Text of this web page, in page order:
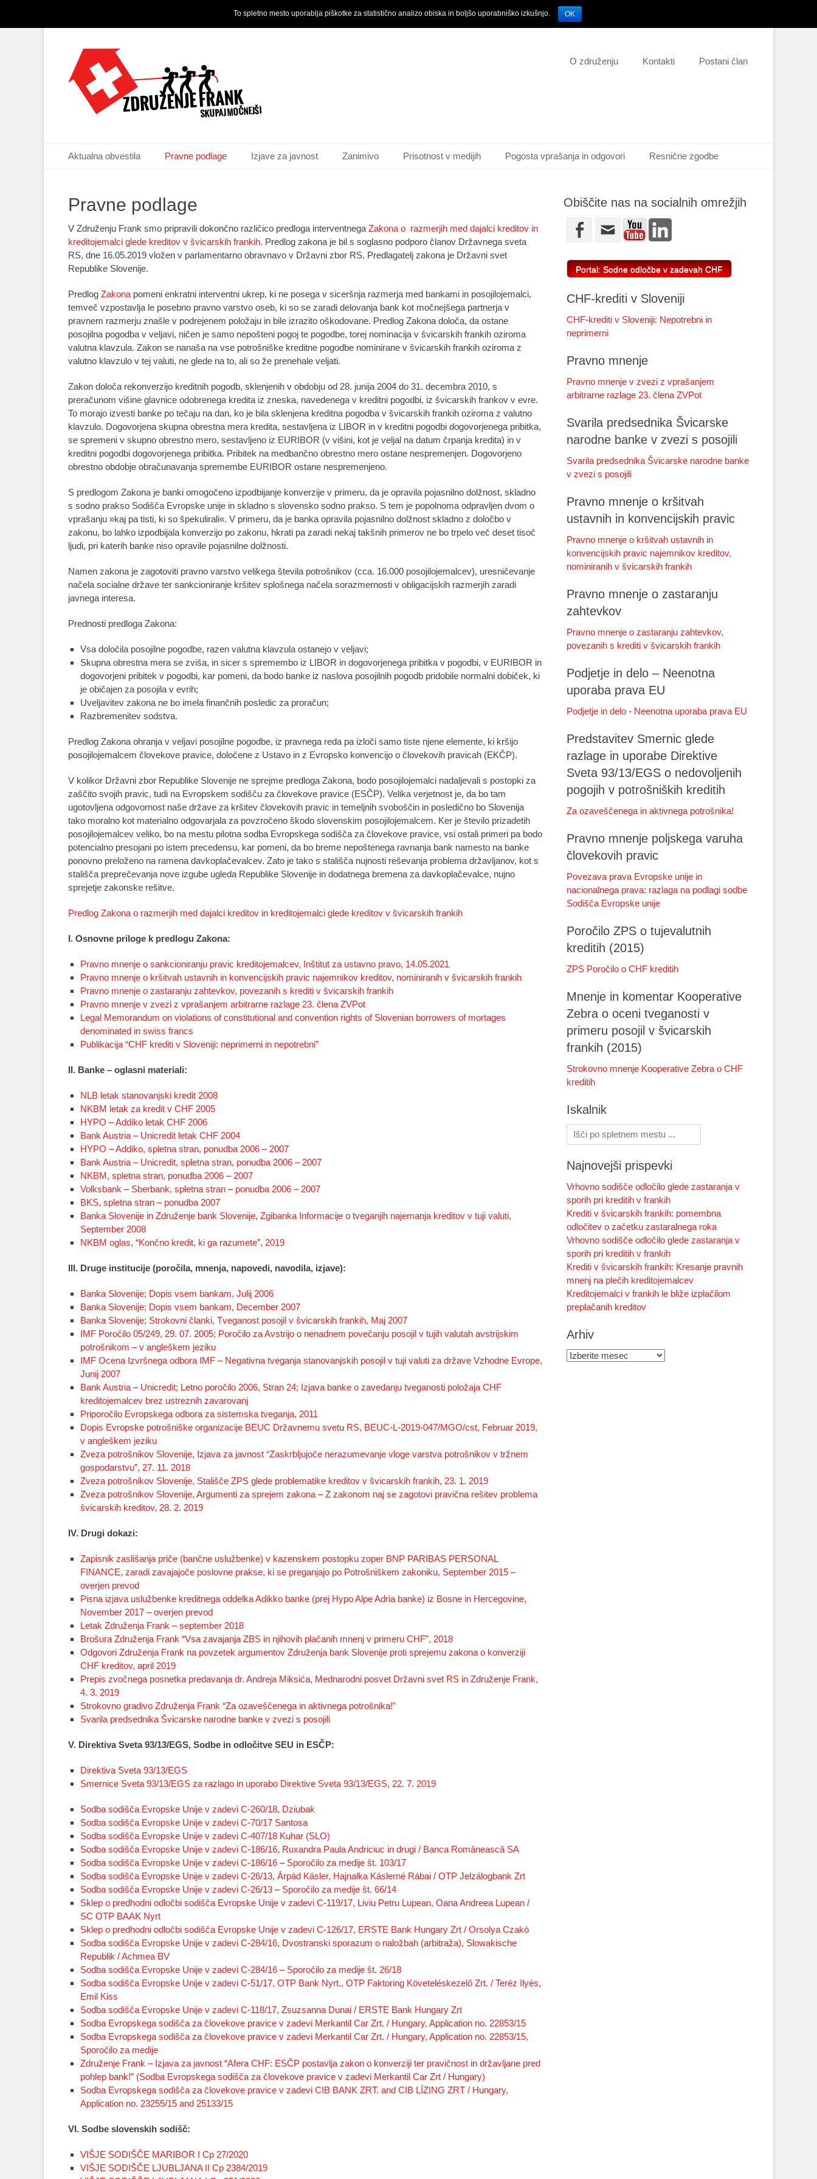
Hedaer Right Menu
O združenju Kontakti Postani član
Primary Menu
Aktualna obvestila Pravne podlage Izjave za javnost Zanimivo Prisotnost v medijih Pogosta vprašanja in odgovori Resnične zgodbe
Pravne podlage
V Združenju Frank smo pripravili dokončno različico predloga interventnega Zakona o razmerjih med dajalci kreditov in
kreditojemalci glede kreditov v švicarskih frankih. Predlog zakona je bil s soglasno podporo članov Državnega sveta
RS, dne 16.05.2019 vložen v parlamentarno obravnavo v Državni zbor RS. Predlagatelj zakona je Državni svet
Republike Slovenije.
Predlog Zakona pomeni enkratni interventni ukrep, ki ne posega v siceršnja razmerja med bankami in posojilojemalci,
temveč vzpostavlja le posebno pravno varstvo oseb, ki so se zaradi delovanja bank kot močnejšega partnerja v
pravnem razmerju znašle v podrejenem položaju in bile izrazito oškodovane. Predlog Zakona določa, da ostane
posojilna pogodba v veljavi, ničen je samo nepošteni pogoj te pogodbe, torej nominacija v švicarskih frankih oziroma
valutna klavzula. Zakon se nanaša na vse potrošniške kreditne pogodbe nominirane v švicarskih frankih oziroma z
valutno klavzulo v tej valuti, ne glede na to, ali so že prenehale veljati.
Zakon določa rekonverzijo kreditnih pogodb, sklenjenih v obdobju od 28. junija 2004 do 31. decembra 2010, s
preračunom višine glavnice odobrenega kredita iz zneska, navedenega v kreditni pogodbi, iz švicarskih frankov v evre.
To morajo izvesti banke po tečaju na dan, ko je bila sklenjena kreditna pogodba v švicarskih frankih oziroma z valutno
klavzulo. Dogovorjena skupna obrestna mera kredita, sestavljena iz LIBOR in v kreditni pogodbi dogovorjenega pribitka,
se spremeni v skupno obrestno mero, sestavljeno iz EURIBOR (v višini, kot je veljal na datum črpanja kredita) in v
kreditni pogodbi dogovorjenega pribitka. Pribitek na medbančno obrestno mero ostane nespremenjen. Dogovorjeno
obrestno obdobje obračunavanja spremembe EURIBOR ostane nespremenjeno.
S predlogom Zakona je banki omogočeno izpodbijanje konverzije v primeru, da je opravila pojasnilno dolžnost, skladno
s sodno prakso Sodišča Evropske unije in skladno s slovensko sodno prakso. S tem je popolnoma odpravljen dvom o
vprašanju »kaj pa tisti, ki so špekulirali«. V primeru, da je banka opravila pojasnilno dolžnost skladno z določbo v
zakonu, bo lahko izpodbijala konverzijo po zakonu, hkrati pa zaradi nekaj takšnih primerov ne bo trpelo več deset tisoč
ljudi, pri katerih banke niso opravile pojasnilne dolžnosti.
Namen zakona je zagotoviti pravno varstvo velikega števila potrošnikov (cca. 16.000 posojilojemalcev), uresničevanje
načela socialne države ter sankcioniranje kršitev splošnega načela sorazmernosti v obligacijskih razmerjih zaradi
javnega interesa.
Prednosti predloga Zakona:
Vsa določila posojilne pogodbe, razen valutna klavzula ostanejo v veljavi;
Skupna obrestna mera se zviša, in sicer s spremembo iz LIBOR in dogovorjenega pribitka v pogodbi, v EURIBOR in
dogovorjeni pribitek v pogodbi, kar pomeni, da bodo banke iz naslova posojilnih pogodb pridobile normalni dobiček, ki
je običajen za posojila v evrih;
Uveljavitev zakona ne bo imela finančnih posledic za proračun;
Razbremenitev sodstva.
Predlog Zakona ohranja v veljavi posojilne pogodbe, iz pravnega reda pa izloči samo tiste njene elemente, ki kršijo
posojilojemalcem človekove pravice, določene z Ustavo in z Evropsko konvencijo o človekovih pravicah (EKČP).
V kolikor Državni zbor Republike Slovenije ne sprejme predloga Zakona, bodo posojilojemalci nadaljevali s postopki za
zaščito svojih pravic, tudi na Evropskem sodišču za človekove pravice (ESČP). Velika verjetnost je, da bo tam
ugotovljena odgovornost naše države za kršitev človekovih pravic in temeljnih svoboščin in posledično bo Slovenija
tako moralno kot materialno odgovarjala za povzročeno škodo slovenskim posojilojemalcem. Ker je število prizadetih
posojilojemalcev veliko, bo na mestu pilotna sodba Evropskega sodišča za človekove pravice, vsi ostali primeri pa bodo
potencialno presojani po istem precedensu, kar pomeni, da bo breme nepoštenega ravnanja bank namesto na banke
ponovno preloženo na ramena davkoplačevalcev. Zato je tako s stališča nujnosti reševanja problema državljanov, kot s
stališča preprečevanja nove izgube ugleda Republike Slovenije in dodatnega bremena za davkoplačevalce, nujno
sprejetje zakonske rešitve.
Predlog Zakona o razmerjih med dajalci kreditov in kreditojemalci glede kreditov v švicarskih frankih
I. Osnovne priloge k predlogu Zakona:
Pravno mnenje o sankcioniranju pravic kreditojemalcev, Inštitut za ustavno pravo, 14.05.2021
Pravno mnenje o kršitvah ustavnih in konvencijskih pravic najemnikov kreditov, nominiranih v švicarskih frankih
Pravno mnenje o zastaranju zahtevkov, povezanih s krediti v švicarskih frankih
Pravno mnenje v zvezi z vprašanjem arbitrarne razlage 23. člena ZVPot
Legal Memorandum on violations of constitutional and convention rights of Slovenian borrowers of mortages
denominated in swiss francs
Publikacija “CHF krediti v Sloveniji: neprimerni in nepotrebni”
II. Banke – oglasni materiali:
NLB letak stanovanjski kredit 2008
NKBM letak za kredit v CHF 2005
HYPO – Addiko letak CHF 2006
Bank Austria – Unicredit letak CHF 2004
HYPO – Addiko, spletna stran, ponudba 2006 – 2007
Bank Austria – Unicredit, spletna stran, ponudba 2006 – 2007
NKBM, spletna stran, ponudba 2006 – 2007
Volksbank – Sberbank, spletna stran – ponudba 2006 – 2007
BKS, spletna stran – ponudba 2007
Banka Slovenije in Združenje bank Slovenije, Zgibanka Informacije o tveganjih najemanja kreditov v tuji valuti,
September 2008
NKBM oglas, “Končno kredit, ki ga razumete”, 2019
III. Druge institucije (poročila, mnenja, napovedi, navodila, izjave):
Banka Slovenije; Dopis vsem bankam, Julij 2006
Banka Slovenije; Dopis vsem bankam, December 2007
Banka Slovenije; Strokovni članki, Tveganost posojil v švicarskih frankih, Maj 2007
IMF Poročilo 05/249, 29. 07. 2005; Poročilo za Avstrijo o nenadnem povečanju posojil v tujih valutah avstrijskim
potrošnikom – v angleškem jeziku
IMF Ocena Izvršnega odbora IMF – Negativna tveganja stanovanjskih posojil v tuji valuti za države Vzhodne Evrope,
Junij 2007
Bank Austria – Unicredit; Letno poročilo 2006, Stran 24; Izjava banke o zavedanju tveganosti položaja CHF
kreditojemalcev brez ustreznih zavarovanj
Priporočilo Evropskega odbora za sistemska tveganja, 2011
Dopis Evropske potrošniške organizacije BEUC Državnemu svetu RS, BEUC-L-2019-047/MGO/cst, Februar 2019,
v angleškem jeziku
Zveza potrošnikov Slovenije, Izjava za javnost “Zaskrbljujoče nerazumevanje vloge varstva potrošnikov v tržnem
gospodarstvu”, 27. 11. 2018
Zveza potrošnikov Slovenije, Stališče ZPS glede problematike kreditov v švicarskih frankih, 23. 1. 2019
Zveza potrošnikov Slovenije, Argumenti za sprejem zakona – Z zakonom naj se zagotovi pravična rešitev problema
švicarskih kreditov, 28. 2. 2019
IV. Drugi dokazi:
Zapisnik zaslišanja priče (bančne uslužbenke) v kazenskem postopku zoper BNP PARIBAS PERSONAL
FINANCE, zaradi zavajajoče poslovne prakse, ki se preganjajo po Potrošniškem zakoniku, September 2015 –
overjen prevod
Pisna izjava uslužbenke kreditnega oddelka Adikko banke (prej Hypo Alpe Adria banke) iz Bosne in Hercegovine,
November 2017 – overjen prevod
Letak Združenja Frank – september 2018
Brošura Združenja Frank “Vsa zavajanja ZBS in njihovih plačanih mnenj v primeru CHF”, 2018
Odgovori Združenja Frank na povzetek argumentov Združenja bank Slovenije proti sprejemu zakona o konverziji
CHF kreditov, april 2019
Prepis zvočnega posnetka predavanja dr. Andreja Miksića, Mednarodni posvet Državni svet RS in Združenje Frank,
4. 3. 2019
Strokovno gradivo Združenja Frank “Za ozaveščenega in aktivnega potrošnika!”
Svarila predsednika Švicarske narodne banke v zvezi s posojili
V. Direktiva Sveta 93/13/EGS, Sodbe in odločitve SEU in ESČP:
Direktiva Sveta 93/13/EGS
Smernice Sveta 93/13/EGS za razlago in uporabo Direktive Sveta 93/13/EGS, 22. 7. 2019
Sodba sodišča Evropske Unije v zadevi C-260/18, Dziubak
Sodba sodišča Evropske Unije v zadevi C-70/17 Santosa
Sodba sodišča Evropske Unije v zadevi C-407/18 Kuhar (SLO)
Sodba sodišča Evropske Unije v zadevi C-186/16, Ruxandra Paula Andriciuc in drugi / Banca Românească SA
Sodba sodišča Evropske Unije v zadevi C-186/16 – Sporočilo za medije št. 103/17
Sodba sodišča Evropske Unije v zadevi C-26/13, Árpád Kásler, Hajnalka Káslerné Rábai / OTP Jelzálogbank Zrt
Sodba sodišča Evropske Unije v zadevi C-26/13 – Sporočilo za medije št. 66/14
Sklep o predhodni odločbi sodišča Evropske Unije v zadevi C-119/17, Liviu Petru Lupean, Oana Andreea Lupean /
SC OTP BAAK Nyrt
Sklep o predhodni odločbi sodišča Evropske Unije v zadevi C-126/17, ERSTE Bank Hungary Zrt / Orsolya Czakó
Sodba sodišča Evropske Unije v zadevi C-284/16, Dvostranski sporazum o naložbah (arbitraža), Slowakische
Republik / Achmea BV
Sodba sodišča Evropske Unije v zadevi C-284/16 – Sporočilo za medije št. 26/18
Sodba sodišča Evropske Unije v zadevi C-51/17, OTP Bank Nyrt., OTP Faktoring Követeléskezelő Zrt. / Teréz Ilyés,
Emil Kiss
Sodba sodišča Evropske Unije v zadevi C-118/17, Zsuzsanna Dunai / ERSTE Bank Hungary Zrt
Sodba Evropskega sodišča za človekove pravice v zadevi Merkantil Car Zrt. / Hungary, Application no. 22853/15
Sodba Evropskega sodišča za človekove pravice v zadevi Merkantil Car Zrt. / Hungary, Application no. 22853/15,
Sporočilo za medije
Združenje Frank – Izjava za javnost “Afera CHF: ESČP postavlja zakon o konverziji ter pravičnost in državljane pred
pohlep bank!” (Sodba Evropskega sodišča za človekove pravice v zadevi Merkantil Car Zrt / Hungary)
Sodba Evropskega sodišča za človekove pravice v zadevi CIB BANK ZRT. and CIB LÍZING ZRT / Hungary,
Application no. 23255/15 and 25133/15
VI. Sodbe slovenskih sodišč:
VIŠJE SODIŠČE MARIBOR I Cp 27/2020
VIŠJE SODIŠČE LJUBLJANA II Cp 2384/2019
Obiščite nas na socialnih omrežjih
FacebookEmail
YoutubeLinkedIn
CHF-krediti v Sloveniji
CHF-krediti v Sloveniji: Nepotrebni in
neprimerni
Pravno mnenje
Pravno mnenje v zvezi z vprašanjem
arbitrarne razlage 23. člena ZVPot
Svarila predsednika Švicarske
narodne banke v zvezi s posojili
Svarila predsednika Švicarske narodne banke
v zvezi s posojili
Pravno mnenje o kršitvah
ustavnih in konvencijskih pravic
Pravno mnenje o kršitvah ustavnih in
konvencijskih pravic najemnikov kreditov,
nominiranih v švicarskih frankih
Pravno mnenje o zastaranju
zahtevkov
Pravno mnenje o zastaranju zahtevkov,
povezanih s krediti v švicarskih frankih
Podjetje in delo – Neenotna
uporaba prava EU
Podjetje in delo - Neenotna uporaba prava EU
Predstavitev Smernic glede
razlage in uporabe Direktive
Sveta 93/13/EGS o nedovoljenih
pogojih v potrošniških kreditih
Za ozaveščenega in aktivnega potrošnika!
Pravno mnenje poljskega varuha
človekovih pravic
Povezava prava Evropske unije in
nacionalnega prava: razlaga na podlagi sodbe
Sodišča Evropske unije
Poročilo ZPS o tujevalutnih
kreditih (2015)
ZPS Poročilo o CHF kreditih
Mnenje in komentar Kooperative
Zebra o oceni tveganosti v
primeru posojil v švicarskih
frankih (2015)
Strokovno mnenje Kooperative Zebra o CHF
kreditih
Iskalnik
Search
for:
Najnovejši prispevki
Vrhovno sodišče odločilo glede zastaranja v
sporih pri kreditih v frankih
Krediti v švicarskih frankih: pomembna
odločitev o začetku zastaralnega roka
Vrhovno sodišče odločilo glede zastaranja v
sporih pri kreditih v frankih
Krediti v švicarskih frankih: Kresanje pravnih
mnenj na plečih kreditojemalcev
Kreditojemalci v frankih le bliže izplačilom
preplačanih kreditov
Arhiv
To spletno mesto uporablja piškotke za statistično analizo obiska in boljšo uporabniško izkušnjo. OK